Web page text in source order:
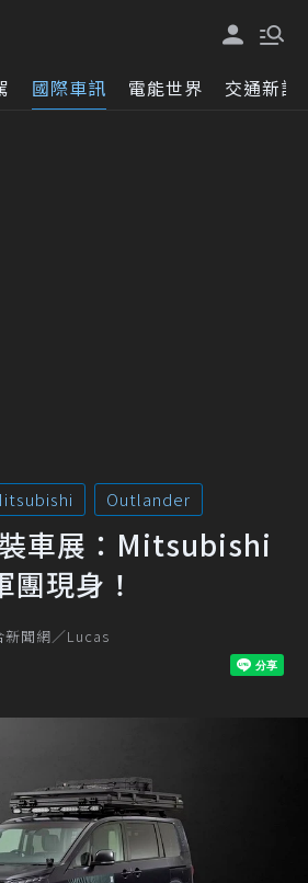
國際車訊 電能世界 交通新訊
Outlander
車展：Mitsubishi
現身！
新聞網／Lucas